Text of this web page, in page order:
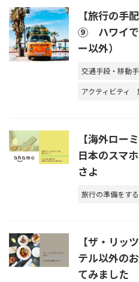
【旅行の手
⑨ ハワイで
ー以外）
交通手段・移動
アクティビティ
【海外ロー
日本のスマ
さよ
旅行の準備をする
【ザ・リッ
テル以外の
てみました